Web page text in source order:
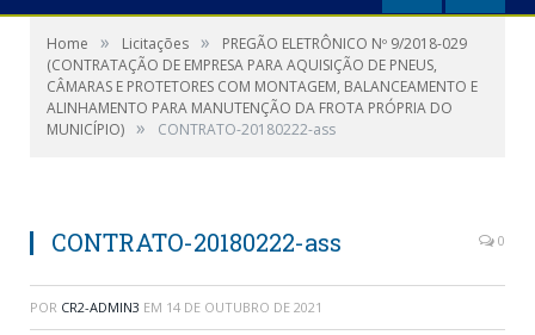
Home » Licitações »
PREGÃO ELETRÔNICO Nº 9/2018-029
(CONTRATAÇÃO DE EMPRESA PARA AQUISIÇÃO DE PNEUS,
CÂMARAS E PROTETORES COM MONTAGEM, BALANCEAMENTO E
ALINHAMENTO PARA MANUTENÇÃO DA FROTA PRÓPRIA DO
MUNICÍPIO) » CONTRATO-20180222-ass
CONTRATO-20180222-ass 0
POR CR2-ADMIN3 EM 14 DE OUTUBRO DE 2021